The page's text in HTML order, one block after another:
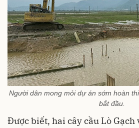
Người dân mong mỏi dự án sớm hoàn
bắt đầu.
Được biết, hai cây cầu Lò Gạch